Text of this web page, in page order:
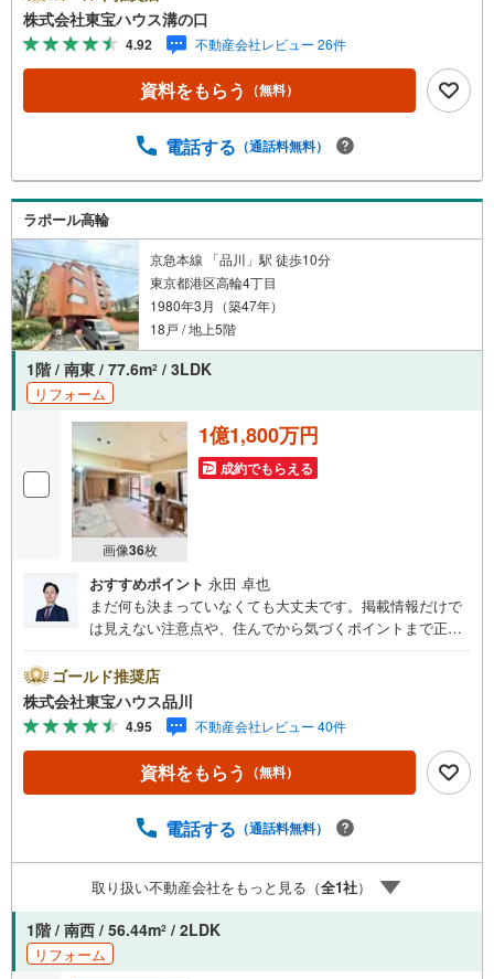
す。【Yahoo！ 不動産キャンペーン対象店舗】当店で物件
を成約するとPayPayポイントがもらえる「Yahoo！不動産
物件ご成約キャンペーン」の対象になります。「資料をも
らう」「見学予約をする」ボタンからお問い合わせくださ
い。※必ずYahoo！ JAPAN IDでログインしてください。※P
客様からのお言葉に感謝してこれからも楽しく素敵なお家
らまずは、お気軽に東宝ハウス溝の口に相談してみません
か？何も決まっていなくて大丈夫！まずはお客様の夢をお
聞かせ下さい！未来の「不安」を「安心」に変える「未来
カレンダー」もご来店時に好評です。スタッフ一同いつで
もお客様のお問合せをお待ちしております。
株式会社東宝ハウス溝の口
4.92 不動産会社レビュー 26件
資料をもらう （無料）
電話する （通話料無料）
ラポール高輪
京急本線 「品川」駅 徒歩10分
東京都港区高輪4丁目
1980年3月（築47年）
18戸 / 地上5階
1階 / 南東 / 77.6m2 / 3LDK
リフォーム
画像36枚
1億1,800万円
成約でもらえる
おすすめポイント 永田 卓也
まだ何も決まっていなくても大丈夫です。掲載情報だけで
は見えない注意点や、住んでから気づくポイントまで正直
とも包み隠さずお伝えし、「納得して選ぶ」ためのサポー
トを大切にしています。現地でしか分からないリアルな情
報も含めて、一緒に後悔しない住まい探しを進めていきま
しょう。まずはお気軽にご相談ください。【Yahoo！ 不動
産キャンペーン対象店舗】当店で物件を成約するとPayPay
ボーナスライトがもらえる「Yahoo！ 不動産 物件ご成約キ
予約をする」ボタンからお問い合わせください。※必ずYah
スライトは出金と譲渡はできません。ご案内・詳細な資料
のご請求はお気軽にどうぞ♪お電話でのお問い合わせも常
時受け付けております！お気軽にお問い合わせください。
ゴールド推奨店
株式会社東宝ハウス品川
4.95 不動産会社レビュー 40件
資料をもらう （無料）
電話する （通話料無料）
取り扱い不動産会社をもっと見る（全1社）
1階 / 南西 / 56.44m2 / 2LDK
リフォーム